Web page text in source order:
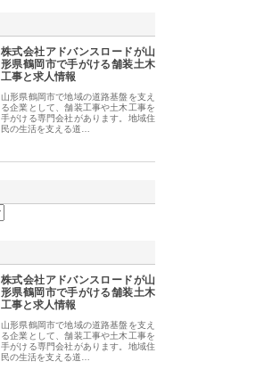
株式会社アドバンスロードが山
形県鶴岡市で手がける舗装土木
工事と求人情報
山形県鶴岡市で地域の道路基盤を支え
る企業として、舗装工事や土木工事を
手がける専門会社があります。地域住
民の生活を支える道…
株式会社アドバンスロードが山
形県鶴岡市で手がける舗装土木
工事と求人情報
山形県鶴岡市で地域の道路基盤を支え
る企業として、舗装工事や土木工事を
手がける専門会社があります。地域住
民の生活を支える道…